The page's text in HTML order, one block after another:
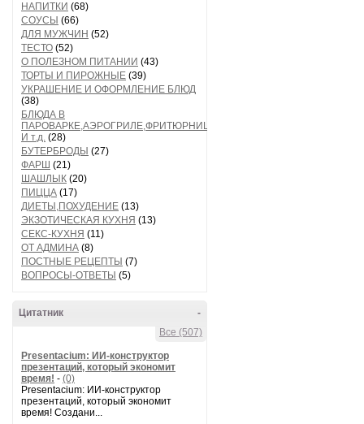
НАПИТКИ (68)
СОУСЫ (66)
ДЛЯ МУЖЧИН (52)
ТЕСТО (52)
О ПОЛЕЗНОМ ПИТАНИИ (43)
ТОРТЫ И ПИРОЖНЫЕ (39)
УКРАШЕНИЕ И ОФОРМЛЕНИЕ БЛЮД
(38)
БЛЮДА В
ПАРОВАРКЕ,АЭРОГРИЛЕ,ФРИТЮРНИЦЕ
И т.д. (28)
БУТЕРБРОДЫ (27)
ФАРШ (21)
ШАШЛЫК (20)
ПИЦЦА (17)
ДИЕТЫ,ПОХУДЕНИЕ (13)
ЭКЗОТИЧЕСКАЯ КУХНЯ (13)
СЕКС-КУХНЯ (11)
ОТ АДМИНА (8)
ПОСТНЫЕ РЕЦЕПТЫ (7)
ВОПРОСЫ-ОТВЕТЫ (5)
-
Цитатник
Все (507)
Presentacium: ИИ‑конструктор
презентаций, который экономит
время! - (0)
Presentacium: ИИ‑конструктор
презентаций, который экономит
время! Создани...